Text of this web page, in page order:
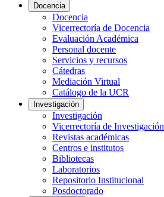
Docencia
Docencia
Vicerrectoría de Docencia
Evaluación Académica
Personal docente
Servicios y recursos
Cátedras
Mediación Virtual
Catálogo de la UCR
Investigación
Investigación
Vicerrectoría de Investigación
Revistas académicas
Centros e institutos
Bibliotecas
Laboratorios
Repositorio Institucional
Posdoctorado